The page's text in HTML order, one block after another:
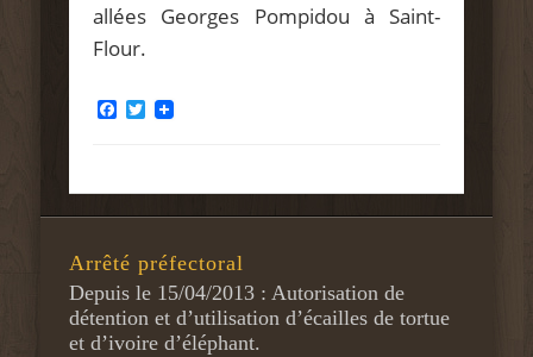
allées Georges Pompidou à Saint-
Flour.
Facebook
Twitter
Arrêté préfectoral
Depuis le 15/04/2013 : Autorisation de
détention et d’utilisation d’écailles de tortue
et d’ivoire d’éléphant.